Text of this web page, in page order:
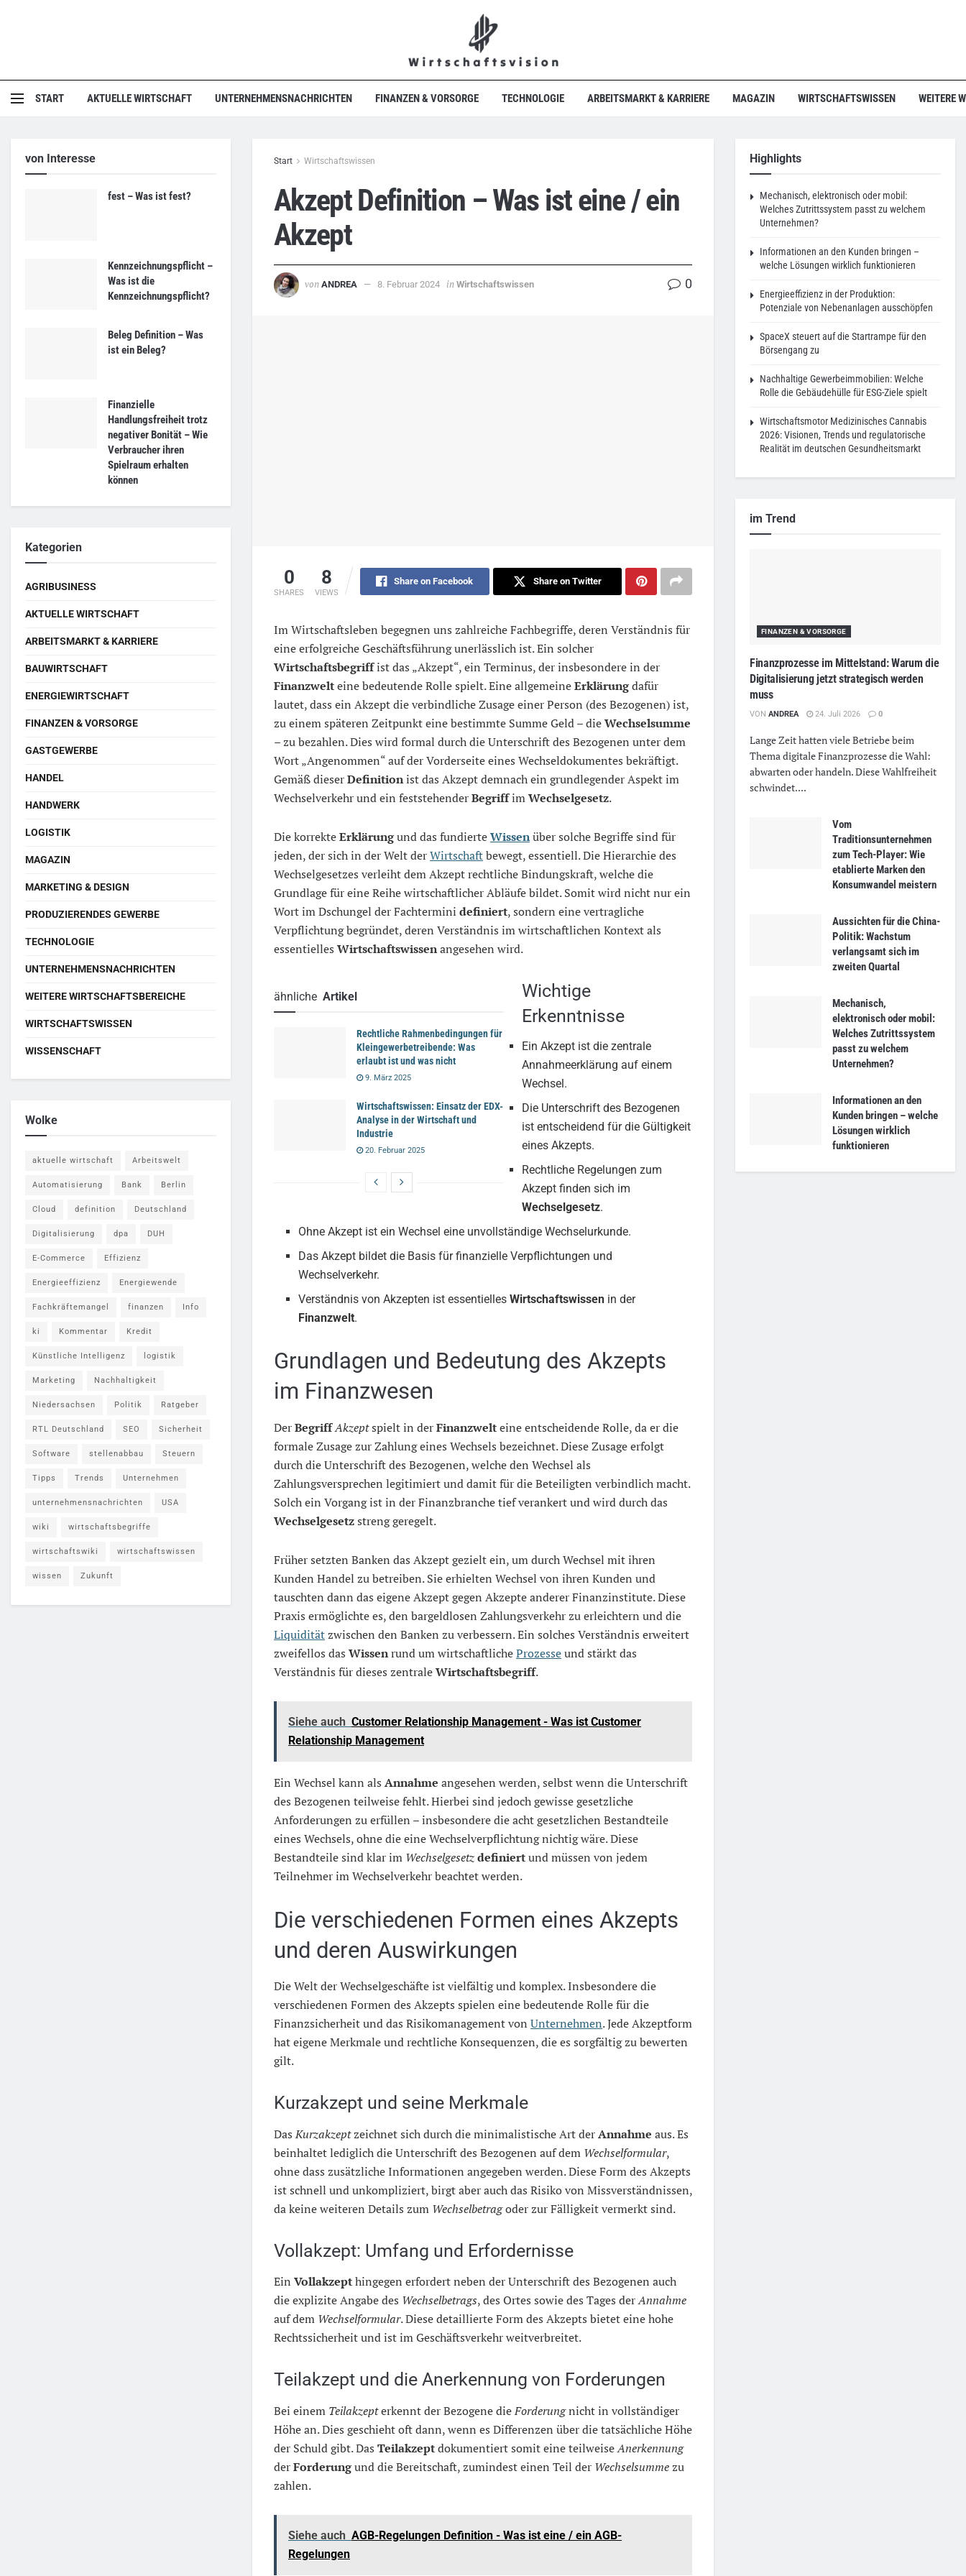
START AKTUELLE WIRTSCHAFT UNTERNEHMENSNACHRICHTEN FINANZEN & VORSORGE TECHNOLOGIE ARBEITSMARKT & KARRIERE MAGAZIN WIRTSCHAFTSWISSEN WEITERE
Start Wirtschaftswissen
Akzept Definition – Was ist eine / ein
Akzept
von ANDREA 8. Februar 2024 in Wirtschaftswissen 0
0
SHARES
8
VIEWS
Share on Facebook Share on Twitter
Im Wirtschaftsleben begegnen uns zahlreiche Fachbegriffe, deren Verständnis für
eine erfolgreiche Geschäftsführung unerlässlich ist. Ein solcher
Wirtschaftsbegriffist das „Akzept“, ein Terminus, der insbesondere in der
Finanzwelteine bedeutende Rolle spielt. Eine allgemeineErklärungdafür
lautet, dass ein Akzept die verbindliche Zusage einer Person (des Bezogenen) ist,
zu einem späteren Zeitpunkt eine bestimmte Summe Geld – dieWechselsumme
– zu bezahlen. Dies wird formal durch die Unterschrift des Bezogenen unter dem
Wort „Angenommen“ auf der Vorderseite eines Wechseldokumentes bekräftigt.
Gemäß dieserDefinitionist das Akzept demnach ein grundlegender Aspekt im
Wechselverkehr und ein feststehenderBegriffimWechselgesetz.
Die korrekteErklärungund das fundierteWissenüber solche Begriffe sind für
jeden, der sich in der Welt derWirtschaftbewegt, essentiell. Die Hierarchie des
Wechselgesetzes verleiht dem Akzept rechtliche Bindungskraft, welche die
Grundlage für eine Reihe wirtschaftlicher Abläufe bildet. Somit wird nicht nur ein
Wort im Dschungel der Fachtermini definiert, sondern eine vertragliche
Verpflichtung begründet, deren Verständnis im wirtschaftlichen Kontext als
essentielles Wirtschaftswissenangesehen wird.
ähnliche Artikel
Rechtliche Rahmenbedingungen für
Kleingewerbetreibende: Was
erlaubt ist und was nicht
9. März 2025
Wirtschaftswissen: Einsatz der EDX-
Analyse in der Wirtschaft und
Industrie
20. Februar 2025
Wichtige
Erkenntnisse
Ein Akzept ist die zentrale
Annahmeerklärung auf einem
Wechsel.
Die Unterschrift des Bezogenen
ist entscheidend für die Gültigkeit
eines Akzepts.
Rechtliche Regelungen zum
Akzept finden sich im
Wechselgesetz.
Ohne Akzept ist ein Wechsel eine unvollständige Wechselurkunde.
Das Akzept bildet die Basis für finanzielle Verpflichtungen und
Wechselverkehr.
Verständnis von Akzepten ist essentiellesWirtschaftswissen in der
Finanzwelt.
Grundlagen und Bedeutung des Akzepts
im Finanzwesen
DerBegriffAkzeptspielt in derFinanzwelteine entscheidende Rolle, da er die
formale Zusage zur Zahlung eines Wechsels bezeichnet. Diese Zusage erfolgt
durch die Unterschrift des Bezogenen, welche den Wechsel als
Zahlungsversprechen legitimiert und damit für die Beteiligten verbindlich macht.
Solch ein Vorgang ist in der Finanzbranche tief verankert und wird durch das
Wechselgesetzstreng geregelt.
Früher setzten Banken das Akzept gezielt ein, um durch Wechsel mit ihren
Kunden Handel zu betreiben. Sie erhielten Wechsel von ihren Kunden und
tauschten dann das eigene Akzept gegen Akzepte anderer Finanzinstitute. Diese
Praxis ermöglichte es, den bargeldlosen Zahlungsverkehr zu erleichtern und die
Liquiditätzwischen den Banken zu verbessern. Ein solches Verständnis erweitert
zweifellos das Wissenrund um wirtschaftlicheProzesseund stärkt das
Verständnis für dieses zentraleWirtschaftsbegriff.
Siehe auch Customer Relationship Management - Was ist Customer
Relationship Management
Ein Wechsel kann als Annahme angesehen werden, selbst wenn die Unterschrift
des Bezogenen teilweise fehlt. Hierbei sind jedoch gewisse gesetzliche
Anforderungen zu erfüllen – insbesondere die acht gesetzlichen Bestandteile
eines Wechsels, ohne die eine Wechselverpflichtung nichtig wäre. Diese
Bestandteile sind klar im Wechselgesetzdefiniertund müssen von jedem
Teilnehmer im Wechselverkehr beachtet werden.
Die verschiedenen Formen eines Akzepts
und deren Auswirkungen
Die Welt der Wechselgeschäfte ist vielfältig und komplex. Insbesondere die
verschiedenen Formen des Akzepts spielen eine bedeutende Rolle für die
Finanzsicherheit und das Risikomanagement von Unternehmen. Jede Akzeptform
hat eigene Merkmale und rechtliche Konsequenzen, die es sorgfältig zu bewerten
gilt.
Kurzakzept und seine Merkmale
DasKurzakzeptzeichnet sich durch die minimalistische Art derAnnahme aus. Es
beinhaltet lediglich die Unterschrift des Bezogenen auf dem Wechselformular,
ohne dass zusätzliche Informationen angegeben werden. Diese Form des Akzepts
ist schnell und unkompliziert, birgt aber auch das Risiko von Missverständnissen,
da keine weiteren Details zum Wechselbetragoder zur Fälligkeit vermerkt sind.
Vollakzept: Umfang und Erfordernisse
Ein Vollakzepthingegen erfordert neben der Unterschrift des Bezogenen auch
die explizite Angabe des Wechselbetrags, des Ortes sowie des Tages derAnnahme
auf dem Wechselformular. Diese detaillierte Form des Akzepts bietet eine hohe
Rechtssicherheit und ist im Geschäftsverkehr weitverbreitet.
Teilakzept und die Anerkennung von Forderungen
Bei einem Teilakzepterkennt der Bezogene dieForderungnicht in vollständiger
Höhe an. Dies geschieht oft dann, wenn es Differenzen über die tatsächliche Höhe
der Schuld gibt. Das Teilakzeptdokumentiert somit eine teilweiseAnerkennung
derForderungund die Bereitschaft, zumindest einen Teil der Wechselsummezu
zahlen.
Siehe auch AGB-Regelungen Definition - Was ist eine / ein AGB-
Regelungen
von Interesse
fest – Was ist fest?
Kennzeichnungspflicht –
Was ist die
Kennzeichnungspflicht?
Beleg Definition – Was
ist ein Beleg?
Finanzielle
Handlungsfreiheit trotz
negativer Bonität – Wie
Verbraucher ihren
Spielraum erhalten
können
Kategorien
AGRIBUSINESS
AKTUELLE WIRTSCHAFT
ARBEITSMARKT & KARRIERE
BAUWIRTSCHAFT
ENERGIEWIRTSCHAFT
FINANZEN & VORSORGE
GASTGEWERBE
HANDEL
HANDWERK
LOGISTIK
MAGAZIN
MARKETING & DESIGN
PRODUZIERENDES GEWERBE
TECHNOLOGIE
UNTERNEHMENSNACHRICHTEN
WEITERE WIRTSCHAFTSBEREICHE
WIRTSCHAFTSWISSEN
WISSENSCHAFT
Wolke
aktuelle wirtschaft Arbeitswelt
Automatisierung Bank Berlin
Cloud definition Deutschland
Digitalisierung dpa DUH
E-Commerce Effizienz
Energieeffizienz Energiewende
Fachkräftemangel finanzen Info
ki Kommentar Kredit
Künstliche Intelligenz logistik
Marketing Nachhaltigkeit
Niedersachsen Politik Ratgeber
RTL Deutschland SEO Sicherheit
Software stellenabbau Steuern
Tipps Trends Unternehmen
unternehmensnachrichten USA
wiki wirtschaftsbegriffe
wirtschaftswiki wirtschaftswissen
wissen Zukunft
Highlights
Mechanisch, elektronisch oder mobil:
Welches Zutrittssystem passt zu welchem
Unternehmen?
Informationen an den Kunden bringen –
welche Lösungen wirklich funktionieren
Energieeffizienz in der Produktion:
Potenziale von Nebenanlagen ausschöpfen
SpaceX steuert auf die Startrampe für den
Börsengang zu
Nachhaltige Gewerbeimmobilien: Welche
Rolle die Gebäudehülle für ESG-Ziele spielt
Wirtschaftsmotor Medizinisches Cannabis
2026: Visionen, Trends und regulatorische
Realität im deutschen Gesundheitsmarkt
im Trend
FINANZEN & VORSORGE
Finanzprozesse im Mittelstand: Warum die
Digitalisierung jetzt strategisch werden
muss
VON ANDREA 24. Juli 2026 0
Lange Zeit hatten viele Betriebe beim
Thema digitale Finanzprozesse die Wahl:
abwarten oder handeln. Diese Wahlfreiheit
schwindet....
Vom
Traditionsunternehmen
zum Tech-Player: Wie
etablierte Marken den
Konsumwandel meistern
Aussichten für die China-
Politik: Wachstum
verlangsamt sich im
zweiten Quartal
Mechanisch,
elektronisch oder mobil:
Welches Zutrittssystem
passt zu welchem
Unternehmen?
Informationen an den
Kunden bringen – welche
Lösungen wirklich
funktionieren